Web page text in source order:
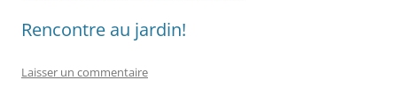
Rencontre au jardin!
Laisser un commentaire